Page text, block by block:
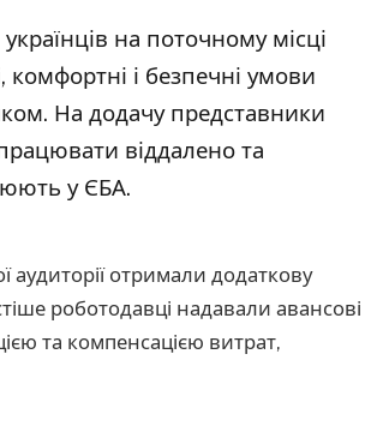
на поточному місці
і безпечні умови
На додачу представники
віддалено та
у ЄБА.
аудиторії отримали додаткову
роботодавці надавали авансові
та компенсацією витрат,